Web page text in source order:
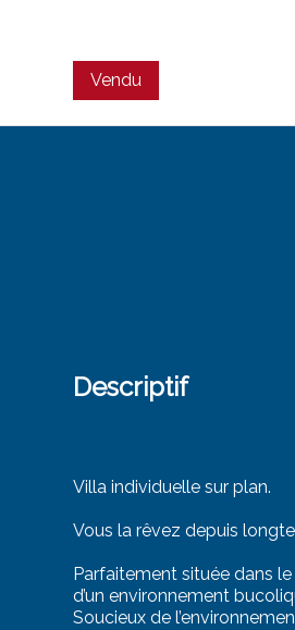
Vendu
Descriptif
Villa individuelle sur plan.
Vous la rêvez depuis
Parfaitement située dans
d’un environnement
Soucieux de